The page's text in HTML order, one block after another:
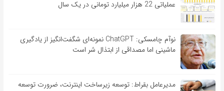
عملیاتی 22 هزار میلیارد تومانی در یک سال
نوآم چامسکی: ChatGPT نمونه‌ای شگفت‌انگیز از یادگیری
ماشینی اما مصداقی از ابتذال شر است
مدیرعامل بقراط: توسعه زیرساخت اینترنت، ضرورت توسعه